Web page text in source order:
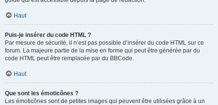
Haut
Puis-je insérer du code HTML ?
Par mesure de sécurité, il n’est pas possible d’insérer du code HTML sur ce
forum. La majeure partie de la mise en forme qui peut être générée par du
code HTML peut être remplacée par du BBCode.
Haut
Que sont les émoticônes ?
Les émoticônes sont de petites images qui peuvent être utilisées grâce à un